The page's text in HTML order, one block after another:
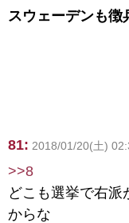
スウェーデンも徴
81: 2018/01/20(土)
>>8
どこも選挙で右派
からな